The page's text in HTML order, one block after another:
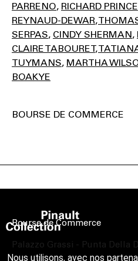
PARRENO RICHARD PRINCE
REYNAUD-DEWAR
SERPAS CINDY SHERMAN
CLAIRE TABOURET
TUYMANS MARTHA
BOAKYE
BOURSE DE COMMERCE
Bourse de Commerce
Palazzo Grassi - Punta Della
Nous utilisons, avec nos